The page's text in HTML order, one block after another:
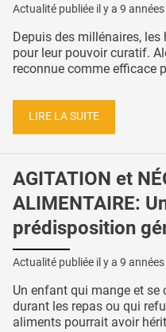
Actualité publiée il y a 9
Depuis des millénaires,
pour leur pouvoir curatif.
reconnue comme efficace
LIRE LA SUITE
AGITATION et
ALIMENTAIRE:
prédisposition
Actualité publiée il y a 9
Un enfant qui mange et se
durant les repas ou qui
aliments pourrait avoir